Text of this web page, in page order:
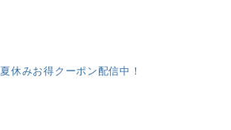
夏休みお得クーポン配信中！